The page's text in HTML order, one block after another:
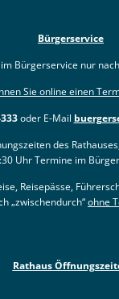
Bürgerservice
Bürgerservice nur
Sie online einen
oder E-Mail
des
Uhr Termine im
Reisepässe,
„zwischendurch“ohne
Rathaus